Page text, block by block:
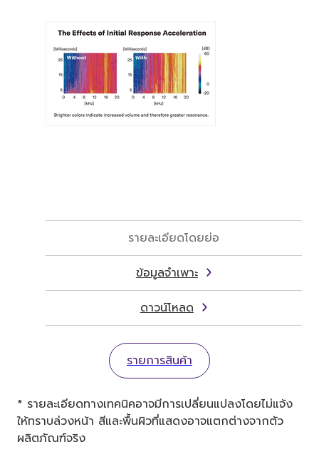
รายละเอียดโดยย่อ
ข้อมูลจำเพาะ
ดาวน์โหลด
รายการสินค้า
* รายละเอียดทางเทคนิคอาจมีการเปลี่ยนแปลงโดยไม่แจ้ง
ให้ทราบล่วงหน้า สีและพื้นผิวที่แสดงอาจแตกต่างจากตัว
ผลิตภัณฑ์จริง